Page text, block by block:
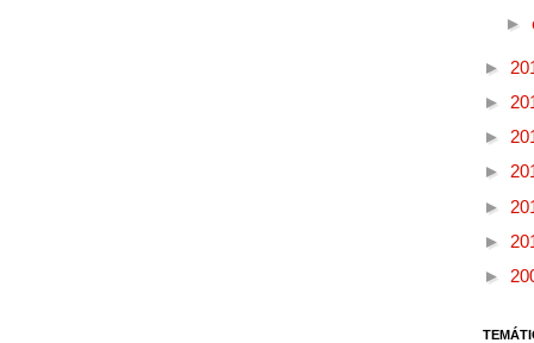
►
►
►
►
►
►
►
►